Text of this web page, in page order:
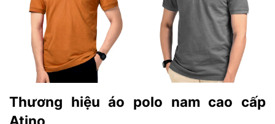
Thương hiệu áo polo nam cao cấp
Atino